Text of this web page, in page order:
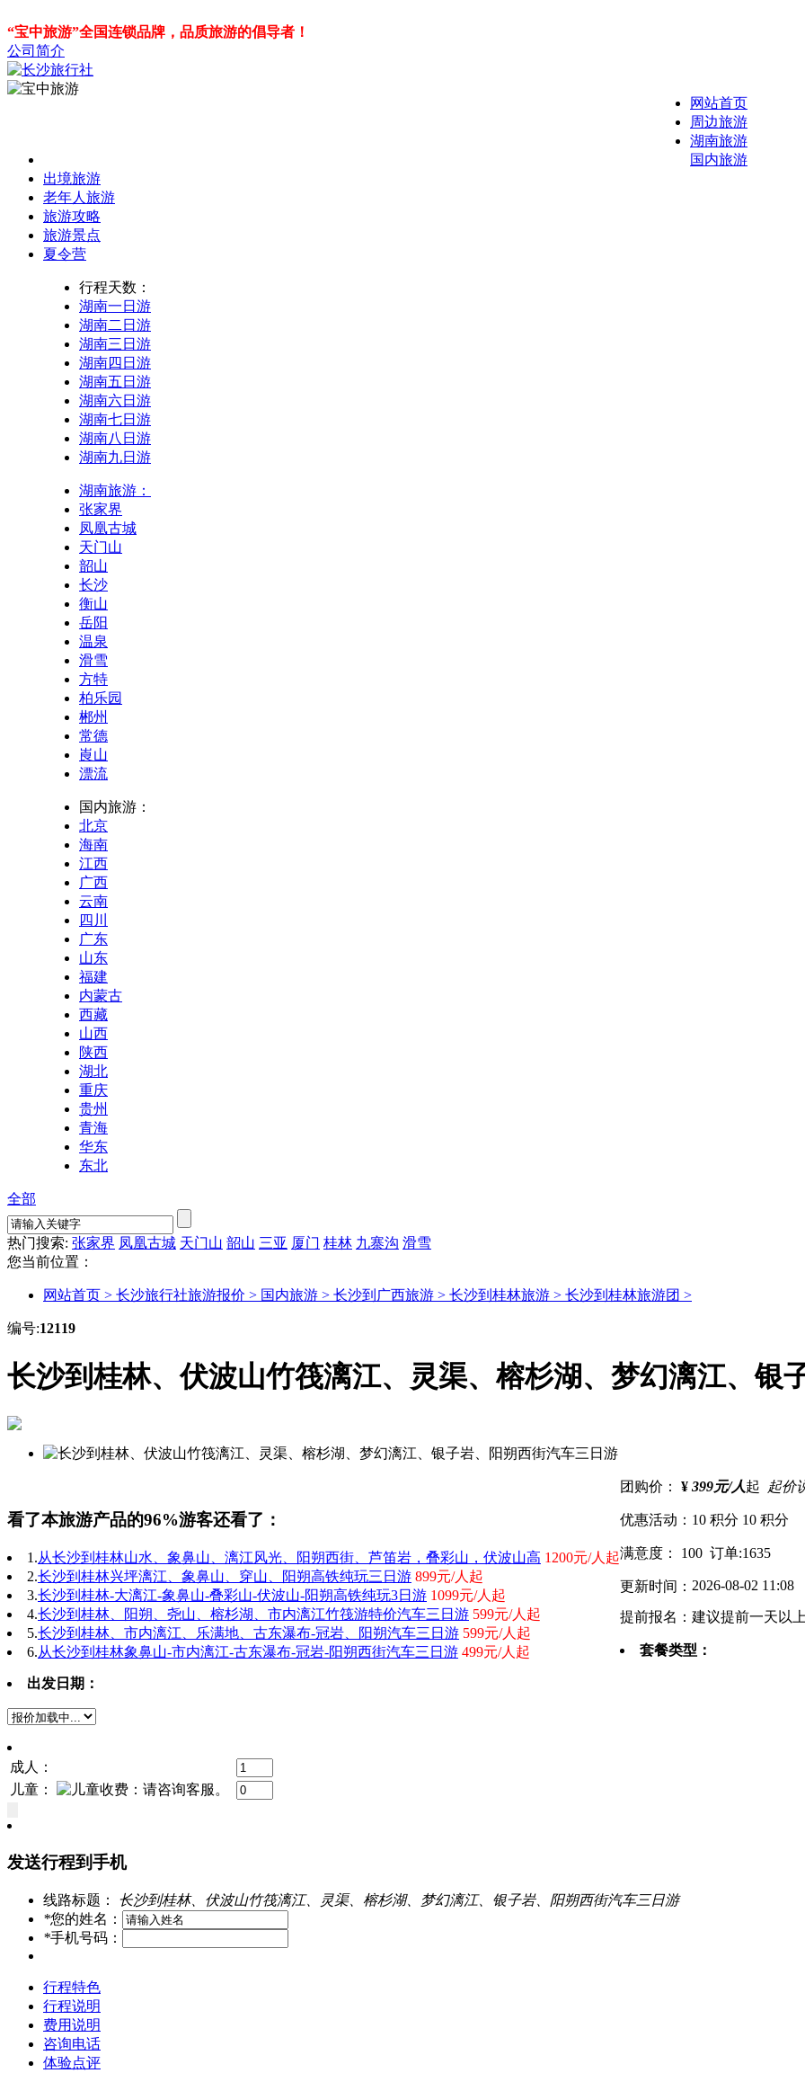
“宝中旅游”全国连锁品牌，品质旅游的倡导者！
公司简介
网站首页
周边旅游
湖南旅游
国内旅游
出境旅游
老年人旅游
旅游攻略
旅游景点
夏令营
行程天数：
湖南一日游
湖南二日游
湖南三日游
湖南四日游
湖南五日游
湖南六日游
湖南七日游
湖南八日游
湖南九日游
湖南旅游：
张家界
凤凰古城
天门山
韶山
长沙
衡山
岳阳
温泉
滑雪
方特
柏乐园
郴州
常德
崀山
漂流
国内旅游：
北京
海南
江西
广西
云南
四川
广东
山东
福建
内蒙古
西藏
山西
陕西
湖北
重庆
贵州
青海
华东
东北
全部
热门搜索: 张家界 凤凰古城 天门山 韶山 三亚 厦门 桂林 九寨沟 滑雪
您当前位置：
网站首页 > 长沙旅行社旅游报价 > 国内旅游 > 长沙到广西旅游 > 长沙到桂林旅游 > 长沙到桂林旅游团 >
编号:12119
长沙到桂林、伏波山竹筏漓江、灵渠、榕杉湖、梦幻漓江、银
看了本旅游产品的96%游客还看了：
1.从长沙到桂林山水、象鼻山、漓江风光、阳朔西街、芦笛岩，叠彩山，伏波山高 1200元/人起
2.长沙到桂林兴坪漓江、象鼻山、穿山、阳朔高铁纯玩三日游 899元/人起
3.长沙到桂林-大漓江-象鼻山-叠彩山-伏波山-阳朔高铁纯玩3日游 1099元/人起
4.长沙到桂林、阳朔、尧山、榕杉湖、市内漓江竹筏游特价汽车三日游 599元/人起
5.长沙到桂林、市内漓江、乐满地、古东瀑布-冠岩、阳朔汽车三日游 599元/人起
6.从长沙到桂林象鼻山-市内漓江-古东瀑布-冠岩-阳朔西街汽车三日游 499元/人起
团购价： ¥ 399元/人起 起价
优惠活动： 10 积分 10 积分
满意度： 100 订单:1635
更新时间： 2026-08-02 11:08
提前报名：建议提前一天以
套餐类型：
出发日期：
成人：
儿童：
发送行程到手机
线路标题：
长沙到桂林、伏波山竹筏漓江、灵渠、榕杉湖、梦幻漓江、银子岩、阳朔西街汽车三日游
*您的姓名：
*手机号码：
行程特色
行程说明
费用说明
咨询电话
体验点评